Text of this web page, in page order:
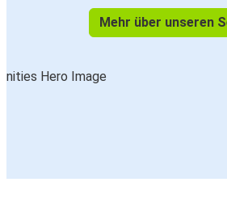
Mehr über unseren